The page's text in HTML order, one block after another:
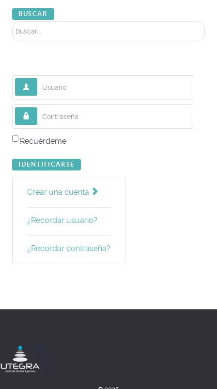
BUSCAR
Contraseña
Recuérdeme
IDENTIFICARSE
Crear una cuenta
¿Recordar usuario?
¿Recordar contraseña?